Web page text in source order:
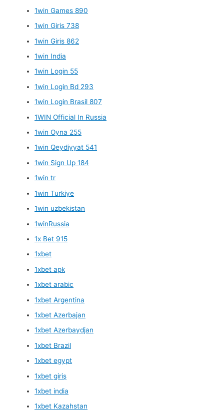
1win Games 890
1win Giris 738
1win Giris 862
1win India
1win Login 55
1win Login Bd 293
1win Login Brasil 807
1WIN Official In Russia
1win Oyna 255
1win Qeydiyyat 541
1win Sign Up 184
1win tr
1win Turkiye
1win uzbekistan
1winRussia
1x Bet 915
1xbet
1xbet apk
1xbet arabic
1xbet Argentina
1xbet Azerbajan
1xbet Azerbaydjan
1xbet Brazil
1xbet egypt
1xbet giriş
1xbet india
1xbet Kazahstan